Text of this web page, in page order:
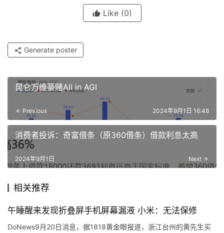
Like (0)
Generate poster
昆仑万维豪赌All in AGI
Previous 2024年9月1日 16:48
消费者投诉：奇富借条（原360借条）借款利息太高
Next
2024年9月1日
相关推荐
午睡醒来发现折叠屏手机屏幕漏液 小米：无法保修
DoNews9月20日消息，据1818黄金眼报道，浙江台州的黄先生买